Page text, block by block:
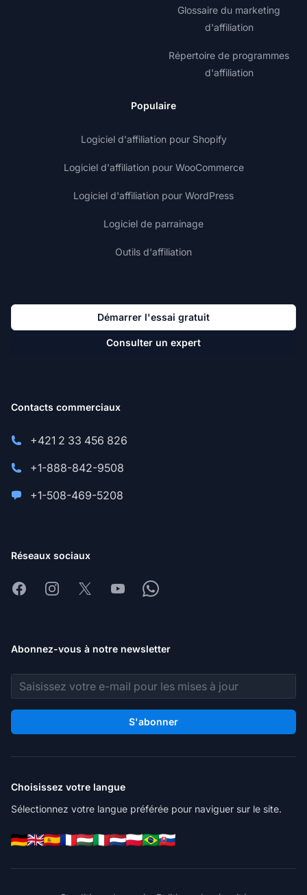
Glossaire du marketing
d'affiliation
Répertoire de programmes
d'affiliation
Populaire
Logiciel d'affiliation pour Shopify
Logiciel d'affiliation pour WooCommerce
Logiciel d'affiliation pour WordPress
Logiciel de parrainage
Outils d'affiliation
Démarrer l'essai gratuit
Consulter un expert
Contacts commerciaux
+421 2 33 456 826
+1-888-842-9508
+1-508-469-5208
Réseaux sociaux
FacebookInstagram
X YoutubeWhatsapp
Abonnez-vous à notre newsletter
Adresse e-mail
S'abonner
Choisissez votre langue
Sélectionnez votre langue préférée pour naviguer sur le site.